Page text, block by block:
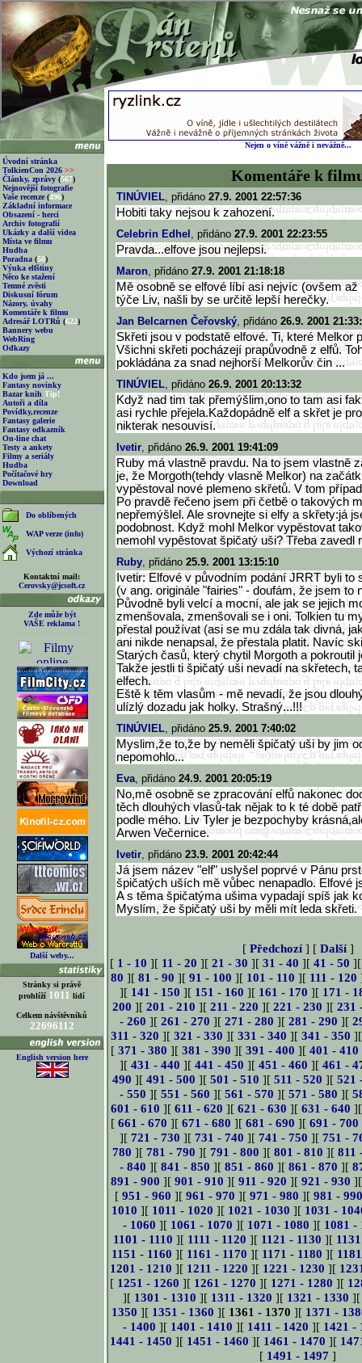
Úvodní stránka
TolkienCon 2026 >>
Články, zprávy (567)
Nejnovější fotografie
Vaše recenze (496)
Základní informace
Obsazení - herci
Archiv fotografií
Ukázky a další videa
Místa ve filmu
Hudba
Poradna (50)
Výuka elfštiny
Něco ke stažení
Temné zvěsti
Diskusní fórum
Názory, úvahy
Komentáře k filmu
Adresář LOTRů (622)
Bannery webu
WebRing
Odkazy
Kdo jsem já ...
Fantasy novinky
Bazar knih Tip!
Autoři a díla
Povídky,recenze
Fantasy galerie
Fantasy odkazník
On-line chat
Testy a ankety
Filmy a seriály
Hudba
Počítačové hry
Download
Do oblíbených
WAP verze (info)
Výchozí stránka
Kontaktní mail:
Cerovsky@jcsoft.cz
Zde může být
VAŠE reklama !
Další weby...
Stránky si právě
prohlíží 1011 lidí
Celkem návštěvníků
22696112
English version here
Nejen o víně vážně i nevážně...
Komentáře k
TINÚVIEL, přidáno 27.9. 2001 22:57:36
Hobiti taky nejsou k zahození.
Celebrin Edhel , přidáno 27.9. 2001 22:23:55
Pravda...elfove jsou nejlepsi.
Maron, přidáno 27.9. 2001 21:18:18
Mě osobně se elfové líbí asi nejvíc (ovšem až
týče Liv, našli by se určitě lepší herečky.
Jan Belcarnen Čeřovský, přidáno 26.9. 2001
Skřeti jsou v podstatě elfové. Ti, které Melkor
Všichni skřeti pocházejí prapůvodně z elfů.
pokládána za snad nejhorší Melkorův čin ...
TINÚVIEL, přidáno 26.9. 2001 20:13:32
Když nad tim tak přemýšlim,ono to tam asi
asi rychle přejela.Každopádně elf a skřet je
nikterak nesouvisí.
Ivetir, přidáno 26.9. 2001 19:41:09
Ruby má vlastně pravdu. Na to jsem vlastně
je, že Morgoth(tehdy vlasně Melkor) na
vypěstoval nové plemeno skřetů. V tom
Po pravdě řečeno jsem při četbě o takových
nepřemýšlel. Ale srovnejte si elfy a skřety:já
podobnost. Když mohl Melkor vypěstovat
nemohl vypěstovat špičatý uši? Třeba zavedl
Ruby, přidáno 25.9. 2001 13:15:10
Ivetir: Elfové v původním podání JRRT byli to
(v ang. originále "fairies" - doufám, že jsem to
Původně byli velcí a mocní, ale jak se jejich
zmenšovala, zmenšovali se i oni. Tolkien tu
přestal používat (asi se mu zdála tak divná,
ani nikde nenapsal, že přestala platit. Navíc
Starých časů, který chytil Morgoth a pokroutil
Takže jestli ti špičatý uši nevadí na skřetech,
elfech.
Eště k těm vlasům - mě nevadí, že jsou
ulízlý dozadu jak holky. Strašný...!!!
TINÚVIEL, přidáno 25.9. 2001 7:40:02
Myslim,že to,že by neměli špičatý uši by jim
nepomohlo...
Eva, přidáno 24.9. 2001 20:05:19
No,mě osobně se zpracování elfů nakonec
těch dlouhých vlasů-tak nějak to k té době
podle mého. Liv Tyler je bezpochyby
Arwen Večernice.
Ivetir, přidáno 23.9. 2001 20:42:44
Já jsem název "elf" uslyšel poprvé v Pánu
špičatých uších mě vůbec nenapadlo. Elfové
A s těma špičatýma ušima vypadají spíš jak
Myslím, že špičatý uši by měli mít leda skřeti.
[ Předchozí] [ Další]
[ 1 - 10 ][ 11 - 20 ][ 21 - 30 ][ 31 - 40 ][ 41 - 50
80 ][81 - 90 ][91 - 100 ][ 101 - 110 ][ 111 - 120
][ 141 - 150 ][ 151 - 160 ][ 161 - 170 ][ 171 -
200 ][ 201 - 210 ][ 211 - 220 ][ 221 - 230 ][ 231
- 260 ][ 261 - 270 ][ 271 - 280 ][ 281 - 290 ][
311 - 320 ][ 321 - 330 ][ 331 - 340 ][ 341 - 350
[ 371 - 380 ][ 381 - 390 ][ 391 - 400 ][ 401 - 410
][ 431 - 440 ][ 441 - 450 ][ 451 - 460 ][ 461 -
490 ][ 491 - 500 ][ 501 - 510 ][ 511 - 520 ][ 521
- 550 ][ 551 - 560 ][ 561 - 570 ][ 571 - 580 ][
601 - 610 ][ 611 - 620 ][ 621 - 630 ][ 631 - 640
[ 661 - 670 ][ 671 - 680 ][ 681 - 690 ][ 691 - 700
][ 721 - 730 ][ 731 - 740 ][ 741 - 750 ][ 751 -
780 ][ 781 - 790 ][ 791 - 800 ][ 801 - 810 ][ 811
- 840 ][ 841 - 850 ][ 851 - 860 ][ 861 - 870 ][
891 - 900 ][ 901 - 910 ][ 911 - 920 ][ 921 - 930
[951 - 960 ][961 - 970 ][971 - 980 ][981 -
1010 ][ 1011 - 1020 ][ 1021 - 1030 ][ 1031 -
- 1060 ][ 1061 - 1070 ][ 1071 - 1080 ][ 1081 -
1101 - 1110 ][ 1111 - 1120 ][ 1121 - 1130 ][
1151 - 1160 ][ 1161 - 1170 ][ 1171 - 1180 ][
1201 - 1210 ][ 1211 - 1220 ][ 1221 - 1230 ][
[ 1251 - 1260 ][ 1261 - 1270 ][ 1271 - 1280 ][
][ 1301 - 1310 ][ 1311 - 1320 ][ 1321 - 1330
1350 ][ 1351 - 1360 ][ 1361 - 1370 ][ 1371 -
- 1400 ][ 1401 - 1410 ][ 1411 - 1420 ][ 1421 -
1441 - 1450 ][ 1451 - 1460 ][ 1461 - 1470 ][
[ 1491 - 1497 ]